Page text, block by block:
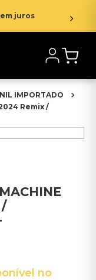
juros
IMPORTADO
Remix /
/
no